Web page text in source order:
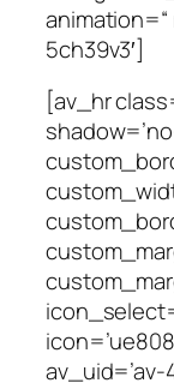
5ch39v3′]
[av_hr
av_uid=’av-